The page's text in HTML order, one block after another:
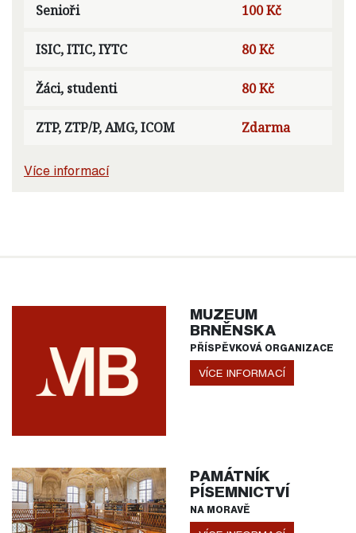
Senioři 100 Kč
ISIC, ITIC, IYTC 80 Kč
Žáci, studenti 80 Kč
ZTP, ZTP/P, AMG, ICOM Zdarma
Více informací
MUZEUM
BRNĚNSKA
PŘÍSPĚVKOVÁ ORGANIZACE
VÍCE INFORMACÍ
PAMÁTNÍK
PÍSEMNICTVÍ
NA MORAVĚ